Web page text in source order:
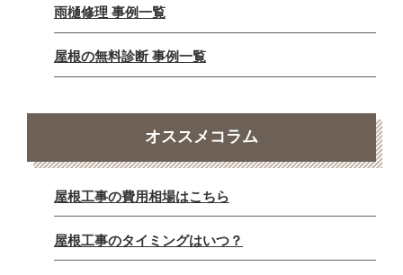
雨樋修理 事例一覧
屋根の無料診断 事例一覧
オススメコラム
屋根工事の費用相場はこちら
屋根工事のタイミングはいつ？